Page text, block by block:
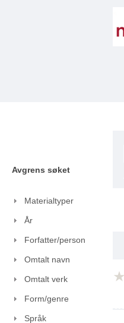
Avgrens søket
Materialtyper
År
Forfatter/person
Omtalt navn
Omtalt verk
Form/genre
Språk